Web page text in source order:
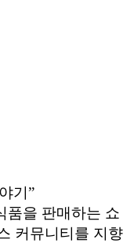
기”
품을 판매하는 쇼
커뮤니티를 지향